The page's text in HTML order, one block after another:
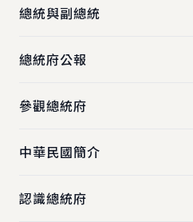
總統與副總統
總統府公報
參觀總統府
中華民國簡介
認識總統府